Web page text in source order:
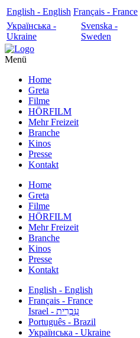
English - English Français - France
Українська -
Ukraine
Svenska -
Sweden
Menü
Home
Greta
Filme
HÖRFILM
Mehr Freizeit
Branche
Kinos
Presse
Kontakt
Home
Greta
Filme
HÖRFILM
Mehr Freizeit
Branche
Kinos
Presse
Kontakt
English - English
Français - France
עִבְרִית - Israel
Português - Brazil
Українська - Ukraine